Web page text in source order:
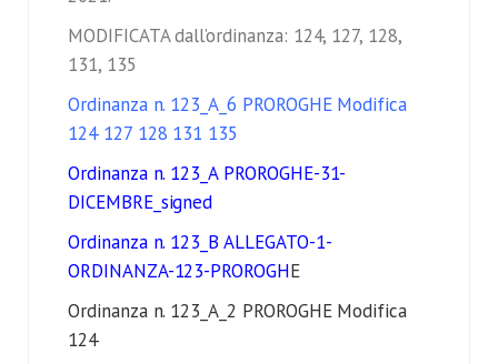
MODIFICATA dall’ordinanza: 124, 127, 128,
131, 135
Ordinanza n. 123_A_6 PROROGHE Modifica
124 127 128 131 135
Ordinanza n. 123_A PROROGHE-31-
DICEMBRE_signed
Ordinanza n. 123_B ALLEGATO-1-
ORDINANZA-123-PROROGHE
Ordinanza n. 123_A_2 PROROGHE Modifica
124